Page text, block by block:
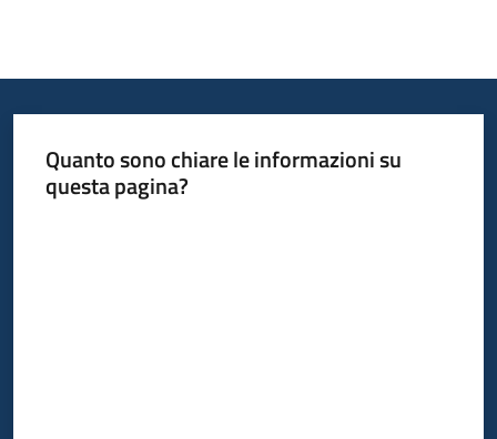
Quanto sono chiare le informazioni su
questa pagina?